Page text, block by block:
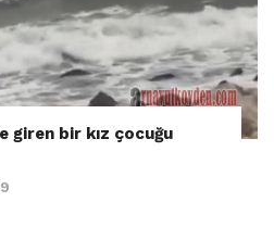
giren bir kız çocuğu